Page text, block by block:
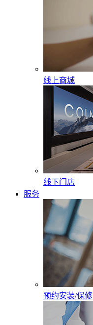
线上商城
线下门店
服务
预约安装/保修